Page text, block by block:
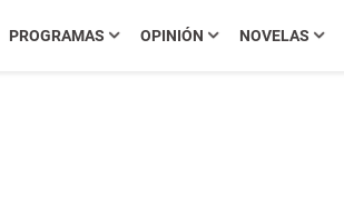
PROGRAMAS OPINIÓN NOVELAS